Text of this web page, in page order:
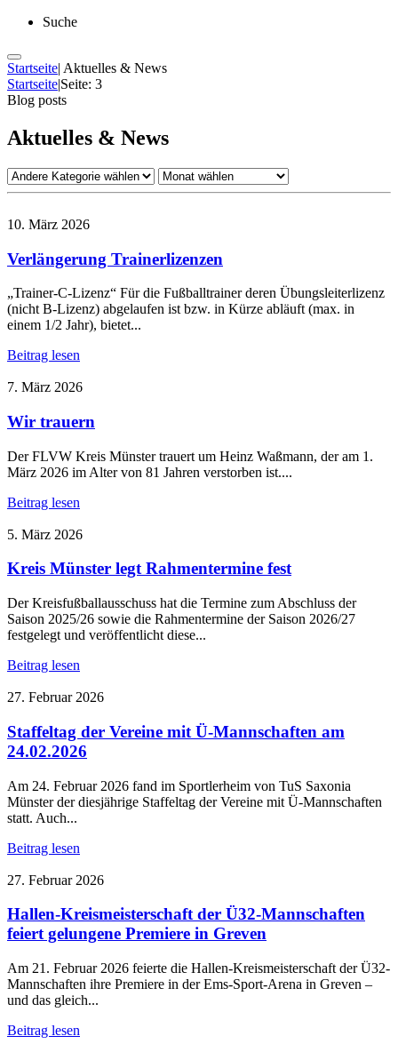
Suche
Startseite| Aktuelles & News
Startseite|Seite: 3
Blog posts
Aktuelles & News
10. März 2026
Verlängerung Trainerlizenzen
„Trainer-C-Lizenz“ Für die Fußballtrainer deren Übungsleiterlizenz
(nicht B-Lizenz) abgelaufen ist bzw. in Kürze abläuft (max. in
einem 1/2 Jahr), bietet...
Beitrag lesen
7. März 2026
Wir trauern
Der FLVW Kreis Münster trauert um Heinz Waßmann, der am 1.
März 2026 im Alter von 81 Jahren verstorben ist....
Beitrag lesen
5. März 2026
Kreis Münster legt Rahmentermine fest
Der Kreisfußballausschuss hat die Termine zum Abschluss der
Saison 2025/26 sowie die Rahmentermine der Saison 2026/27
festgelegt und veröffentlicht diese...
Beitrag lesen
27. Februar 2026
Staffeltag der Vereine mit Ü-Mannschaften am
24.02.2026
Am 24. Februar 2026 fand im Sportlerheim von TuS Saxonia
Münster der diesjährige Staffeltag der Vereine mit Ü-Mannschaften
statt. Auch...
Beitrag lesen
27. Februar 2026
Hallen-Kreismeisterschaft der Ü32-Mannschaften
feiert gelungene Premiere in Greven
Am 21. Februar 2026 feierte die Hallen-Kreismeisterschaft der Ü32-
Mannschaften ihre Premiere in der Ems-Sport-Arena in Greven –
und das gleich...
Beitrag lesen